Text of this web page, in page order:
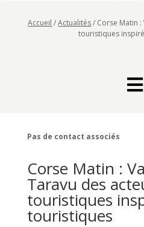
Accueil /Actualités/ Corse Matin
touristiques

Pas de contact associés
Corse Matin :
Taravu des
touristiques
touristiques